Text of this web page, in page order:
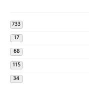
733
17
68
115
34